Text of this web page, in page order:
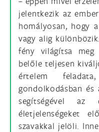
jelentkezik az
homályosan, hogy
vagy alig
fény világítsa
belőle teljesen
értelem
gondolkodásban és
segítségével
életjelenségeket
szavakkal jelöli.